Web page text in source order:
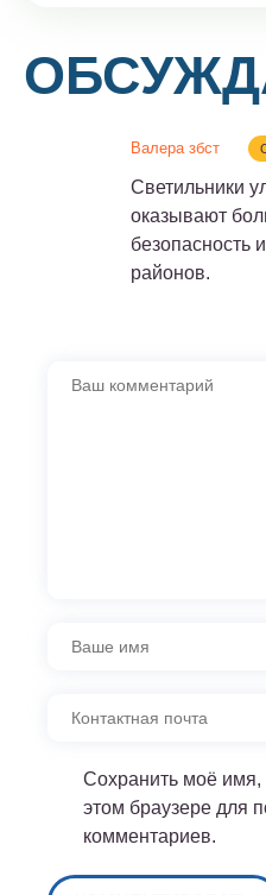
Валера збст
Светильники
оказывают
безопасность
районов.
Сохранить моё имя,
этом браузере для
комментариев.